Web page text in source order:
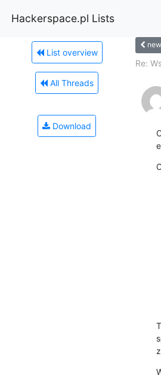
Hackerspace.pl Lists
List overview
All Threads
Download
Re: